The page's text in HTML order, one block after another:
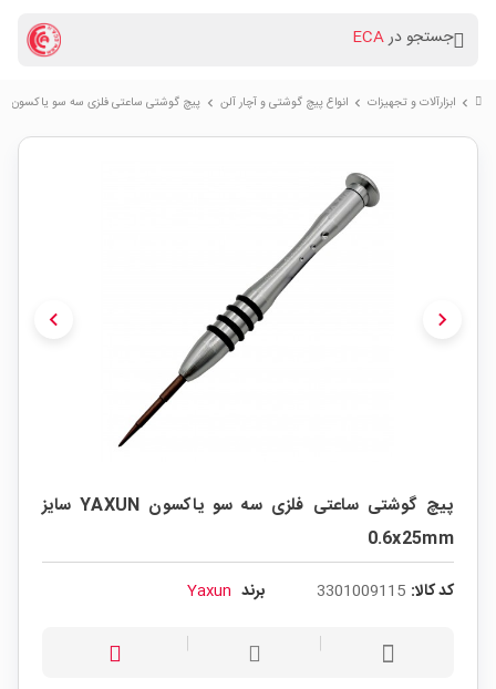
جستجو درECA
chevron_right ابزارآلات و تجهیزات chevron_right انواع پیچ گوشتی و آچار آلن chevron_right پیچ گوشتی ساعتی فلزی سه سو یاکسون YAXUN سایز 0.6x25mm
chevron_left chevron_right
پیچ گوشتی ساعتی فلزی سه سو یاکسون YAXUN سایز
0.6x25mm
کد کالا: 3301009115 برند Yaxun